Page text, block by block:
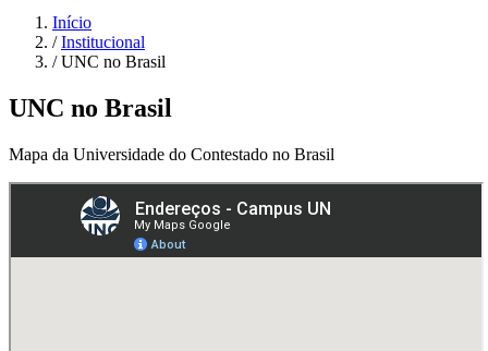
Início
/ Institucional
/ UNC no Brasil
UNC no Brasil
Mapa da Universidade do Contestado no Brasil